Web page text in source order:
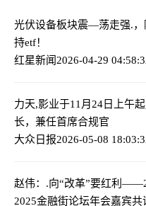
光伏设备板块震—荡走强.，
持etf！
红星新闻2026-04-29
力天,影业于11月24日上午
长，兼任首席合规官
大众日报2026-05-08
赵伟：.向“改革”要红利
2025金融街论坛年会嘉宾